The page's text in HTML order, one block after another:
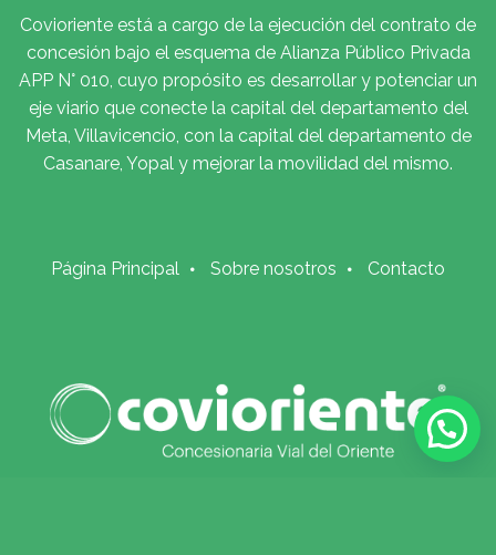
Covioriente está a cargo de la ejecución del contrato de
concesión bajo el esquema de Alianza Público Privada
APP N° 010, cuyo propósito es desarrollar y potenciar un
eje viario que conecte la capital del departamento del
Meta, Villavicencio, con la capital del departamento de
Casanare, Yopal y mejorar la movilidad del mismo.
Página Principal Sobre nosotros Contacto
!Atención al usuario¡